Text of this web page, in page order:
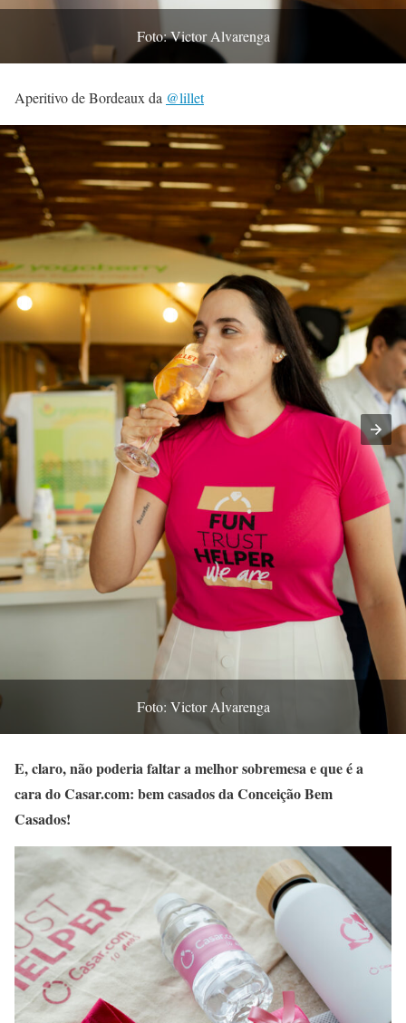
Foto: Victor Alvarenga
Aperitivo de Bordeaux da @lillet
Foto: Victor Alvarenga
E, claro, não poderia faltar a melhor sobremesa e que é a
cara do Casar.com: bem casados da Conceição Bem
Casados!